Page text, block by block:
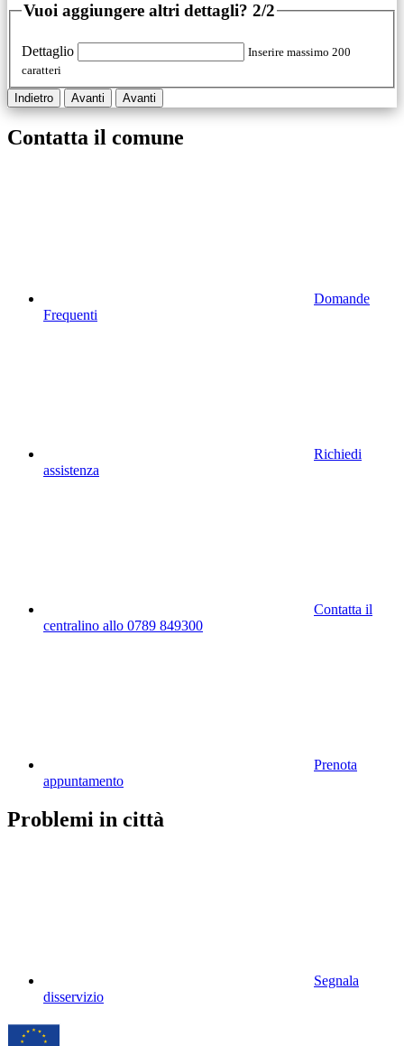
Vuoi aggiungere altri dettagli? 2/2
Dettaglio
Inserire massimo 200
caratteri
Indietro Avanti Avanti
Contatta il comune
Domande
Frequenti
Richiedi
assistenza
Contatta il
centralino allo 0789 849300
Prenota
appuntamento
Problemi in città
Segnala
disservizio